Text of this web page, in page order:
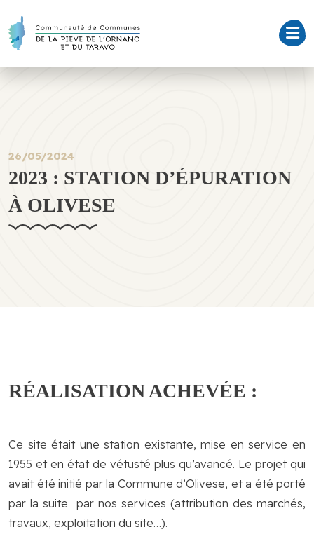
26/05/2024
2023 : STATION D’ÉPURATION
À OLIVESE
RÉALISATION ACHEVÉE :
Ce site était une station existante, mise en service en
1955 et en état de vétusté plus qu’avancé. Le projet qui
avait été initié par la Commune d’Olivese, et a été porté
par la suite par nos services (attribution des marchés,
travaux, exploitation du site…).